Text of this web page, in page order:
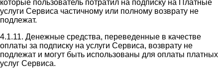
которые пользователь потратил на подписку на Платные
услуги Сервиса частичному или полному возврату не
подлежат.
4.1.11. Денежные средства, переведенные в качестве
оплаты за подписку на услуги Сервиса, возврату не
подлежат и могут быть использованы для оплаты платных
услуг Сервиса.